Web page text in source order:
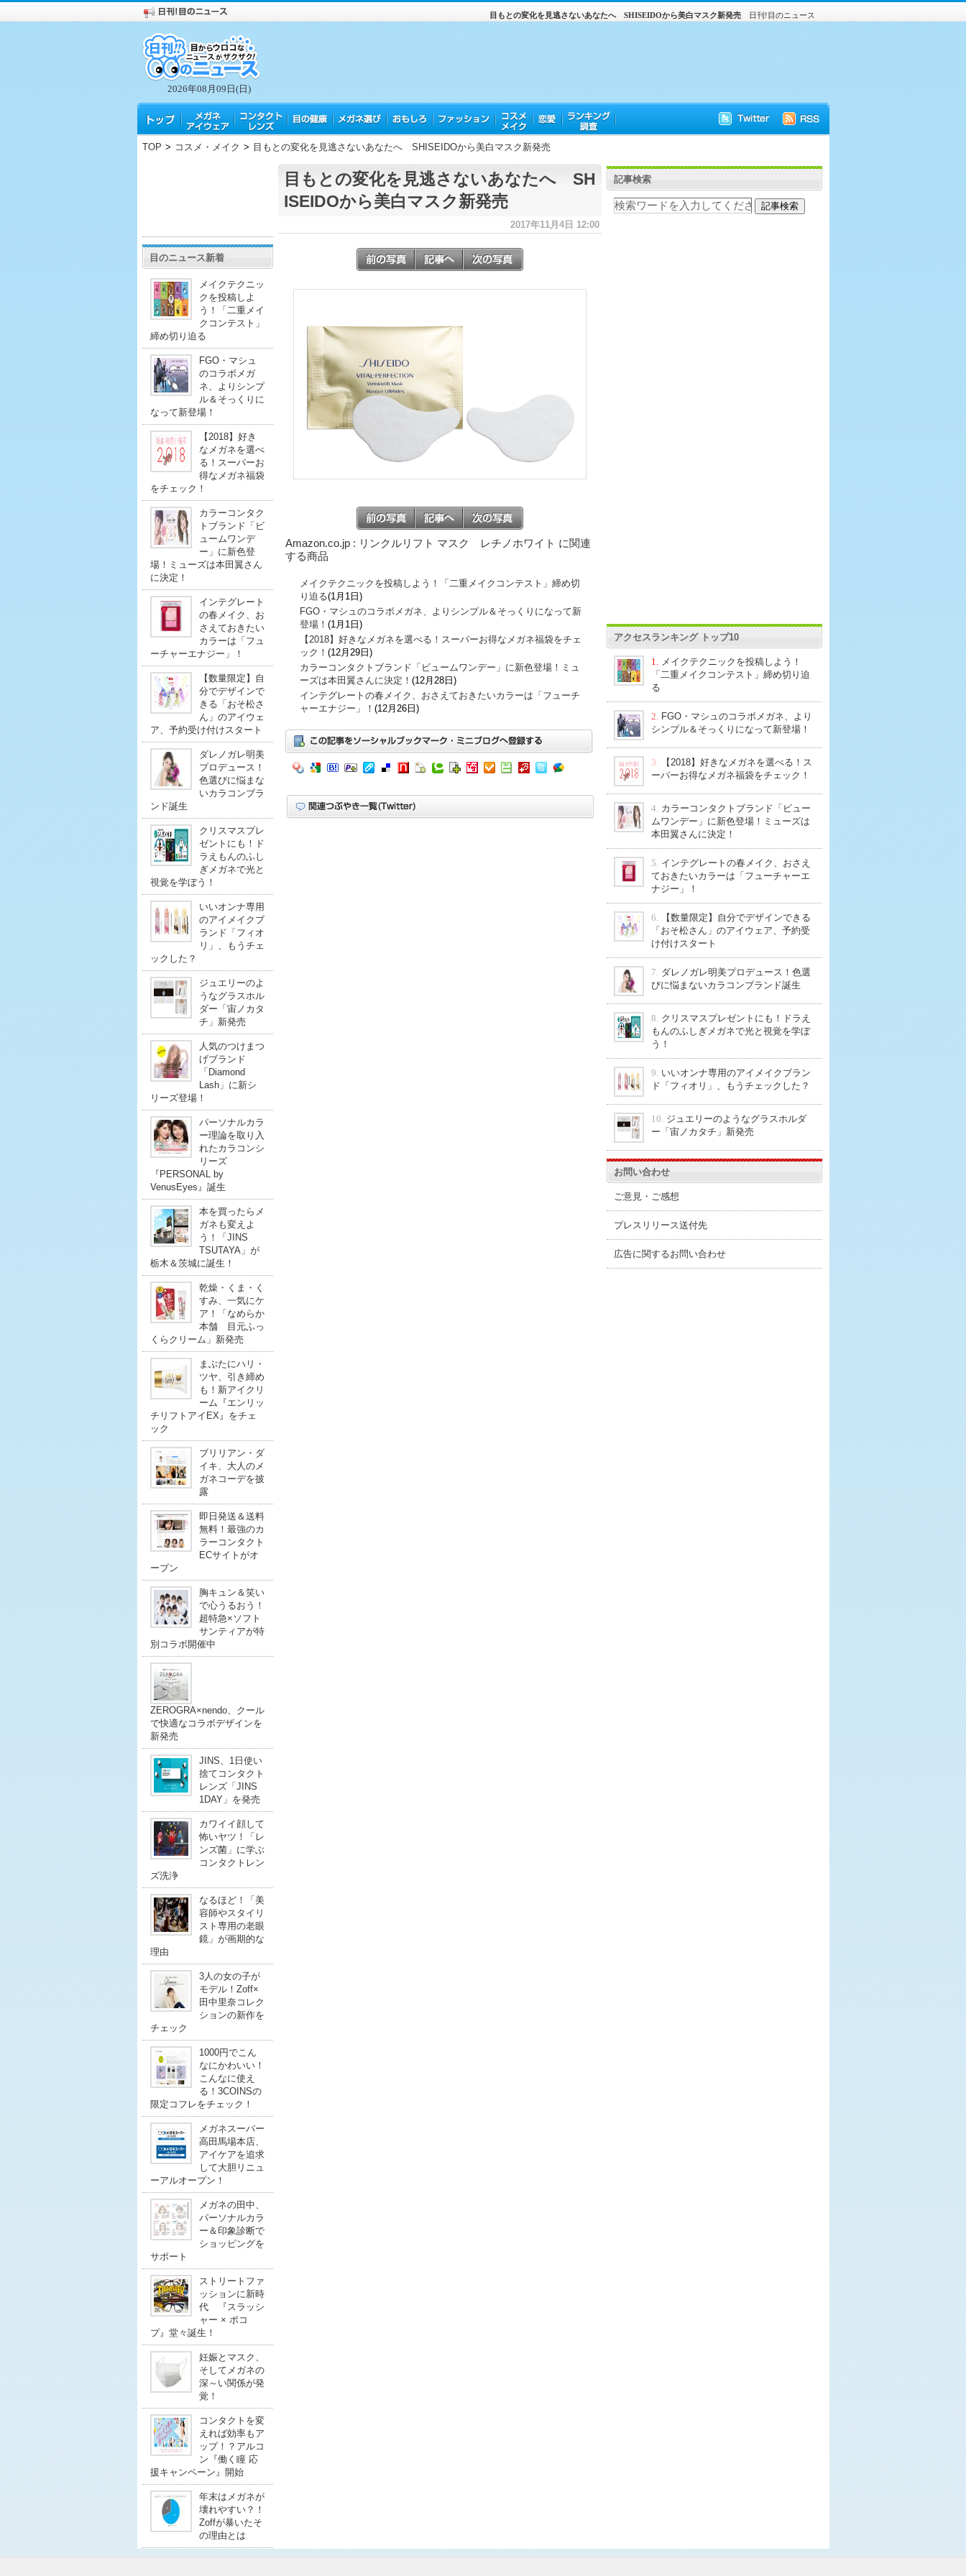
2026年08月09日(日)
日刊!目のニュース
目もとの変化を見逃さないあなたへ SHISEIDOから美白マスク新発売
TOP > コスメ・メイク > 目もとの変化を見逃さないあなたへ SHISEIDOから美白マスク新発売
目のニュース新着
メイクテクニッ
クを投稿しよ
う！「二重メイ
クコンテスト」
締め切り迫る
FGO・マシュ
のコラボメガ
ネ、よりシンプ
ル＆そっくりに
なって新登場！
【2018】好き
なメガネを選べ
る！スーパーお
得なメガネ福袋
をチェック！
カラーコンタク
トブランド「ビ
ュームワンデ
ー」に新色登
場！ミューズは本田翼さん
に決定！
インテグレート
の春メイク、お
さえておきたい
カラーは「フュ
ーチャーエナジー」！
【数量限定】自
分でデザインで
きる「おそ松さ
ん」のアイウェ
ア、予約受け付けスタート
ダレノガレ明美
プロデュース！
色選びに悩まな
いカラコンブラ
ンド誕生
クリスマスプレ
ゼントにも！ド
ラえもんのふし
ぎメガネで光と
視覚を学ぼう！
いいオンナ専用
のアイメイクブ
ランド「フィオ
リ」、もうチェ
ックした？
ジュエリーのよ
うなグラスホル
ダー「宙ノカタ
チ」新発売
人気のつけまつ
げブランド
「Diamond
Lash」に新シ
リーズ登場！
パーソナルカラ
ー理論を取り入
れたカラコンシ
リーズ
『PERSONAL by
VenusEyes』誕生
本を買ったらメ
ガネも変えよ
う！「JINS
TSUTAYA」が
栃木＆茨城に誕生！
乾燥・くま・く
すみ、一気にケ
ア！「なめらか
本舗 目元ふっ
くらクリーム」新発売
まぶたにハリ・
ツヤ、引き締め
も！新アイクリ
ーム『エンリッ
チリフトアイEX』をチェ
ック
ブリリアン・ダ
イキ、大人のメ
ガネコーデを披
露
即日発送＆送料
無料！最強のカ
ラーコンタクト
ECサイトがオ
ープン
胸キュン＆笑い
で心うるおう！
超特急×ソフト
サンティアが特
別コラボ開催中
ZEROGRA×nendo、クール
で快適なコラボデザインを
新発売
JINS、1日使い
捨てコンタクト
レンズ「JINS
1DAY」を発売
カワイイ顔して
怖いヤツ！「レ
ンズ菌」に学ぶ
コンタクトレン
ズ洗浄
なるほど！「美
容師やスタイリ
スト専用の老眼
鏡」が画期的な
理由
3人の女の子が
モデル！Zoff×
田中里奈コレク
ションの新作を
チェック
1000円でこん
なにかわいい！
こんなに使え
る！3COINSの
限定コフレをチェック！
メガネスーパー
高田馬場本店、
アイケアを追求
して大胆リニュ
ーアルオープン！
メガネの田中、
パーソナルカラ
ー＆印象診断で
ショッピングを
サポート
ストリートファ
ッションに新時
代 『スラッシ
ャー × ポコ
プ』堂々誕生！
妊娠とマスク、
そしてメガネの
深～い関係が発
覚！
コンタクトを変
えれば効率もア
ップ！？アルコ
ン『働く瞳 応
援キャンペーン』開始
年末はメガネが
壊れやすい？！
Zoffが暴いたそ
の理由とは
目もとの変化を見逃さないあなたへ SH
ISEIDOから美白マスク新発売
2017年11月4日 12:00
Amazon.co.jp : リンクルリフト マスク レチノホワイト に関連
する商品
メイクテクニックを投稿しよう！「二重メイクコンテスト」締め切
り迫る(1月1日)
FGO・マシュのコラボメガネ、よりシンプル＆そっくりになって新
登場！ (1月1日)
【2018】好きなメガネを選べる！スーパーお得なメガネ福袋をチェ
ック！ (12月29日)
カラーコンタクトブランド「ビュームワンデー」に新色登場！ミュ
ーズは本田翼さんに決定！ (12月28日)
インテグレートの春メイク、おさえておきたいカラーは「フューチ
ャーエナジー」！ (12月26日)
記事検索
アクセスランキング トップ10
1.
メイクテクニックを投稿しよう！
「二重メイクコンテスト」締め切り迫
る
2. FGO・マシュのコラボメガネ、より
シンプル＆そっくりになって新登場！
3.
【2018】好きなメガネを選べる！ス
ーパーお得なメガネ福袋をチェック！
4. カラーコンタクトブランド「ビュー
ムワンデー」に新色登場！ミューズは
本田翼さんに決定！
5. インテグレートの春メイク、おさえ
ておきたいカラーは「フューチャーエ
ナジー」！
6.
【数量限定】自分でデザインできる
「おそ松さん」のアイウェア、予約受
け付けスタート
7. ダレノガレ明美プロデュース！色選
びに悩まないカラコンブランド誕生
8. クリスマスプレゼントにも！ドラえ
もんのふしぎメガネで光と視覚を学ぼ
う！
9. いいオンナ専用のアイメイクブラン
ド「フィオリ」、もうチェックした？
10. ジュエリーのようなグラスホルダ
ー「宙ノカタチ」新発売
お問い合わせ
ご意見・ご感想
プレスリリース送付先
広告に関するお問い合わせ